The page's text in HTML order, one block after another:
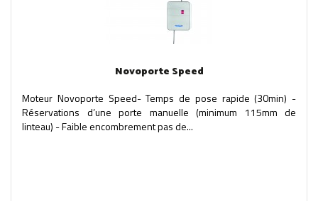
Novoporte Speed
Moteur Novoporte Speed- Temps de pose rapide (30min) -
Réservations d’une porte manuelle (minimum 115mm de
linteau) - Faible encombrement pas de...